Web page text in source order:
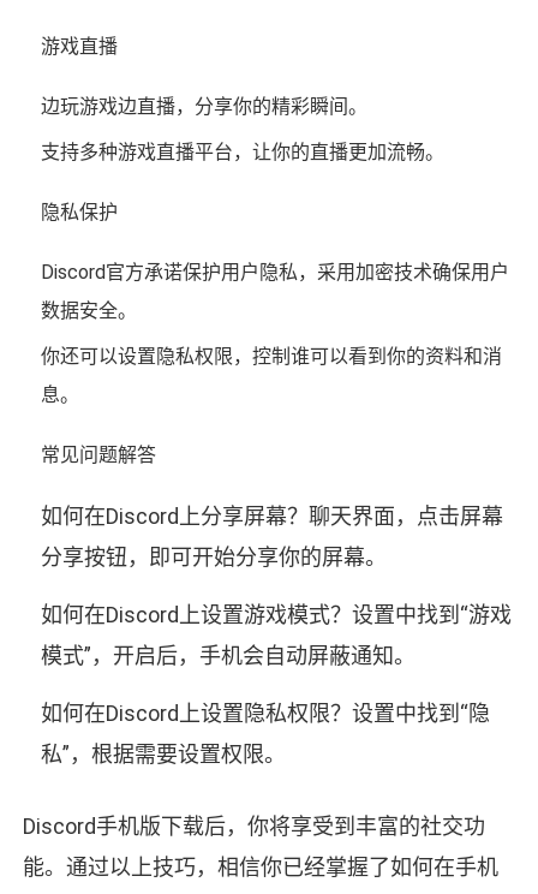
游戏直播
边玩游戏边直播，分享你的精彩瞬间。
支持多种游戏直播平台，让你的直播更加流畅。
隐私保护
Discord官方承诺保护用户隐私，采用加密技术确保用户
数据安全。
你还可以设置隐私权限，控制谁可以看到你的资料和消
息。
常见问题解答
如何在Discord上分享屏幕？聊天界面，点击屏幕
分享按钮，即可开始分享你的屏幕。
如何在Discord上设置游戏模式？设置中找到“游戏
模式”，开启后，手机会自动屏蔽通知。
如何在Discord上设置隐私权限？设置中找到“隐
私”，根据需要设置权限。
Discord手机版下载后，你将享受到丰富的社交功
能。通过以上技巧，相信你已经掌握了如何在手机